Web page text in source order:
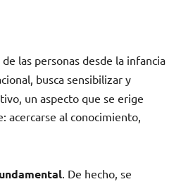
de las personas desde la infancia
busca sensibilizar y
un aspecto que se erige
acercarse al conocimiento,
. De hecho, se